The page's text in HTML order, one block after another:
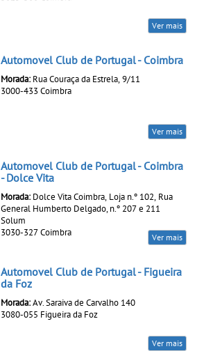
Ver mais
Automovel Club de Portugal - Coimbra
Morada: Rua Couraça da Estrela, 9/11
3000-433 Coimbra
Ver mais
Automovel Club de Portugal - Coimbra
- Dolce Vita
Morada: Dolce Vita Coimbra, Loja n.º 102, Rua
General Humberto Delgado, n.º 207 e 211
Solum
3030-327 Coimbra
Ver mais
Automovel Club de Portugal - Figueira
da Foz
Morada:Av. Saraiva de Carvalho 140
3080-055 Figueira da Foz
Ver mais